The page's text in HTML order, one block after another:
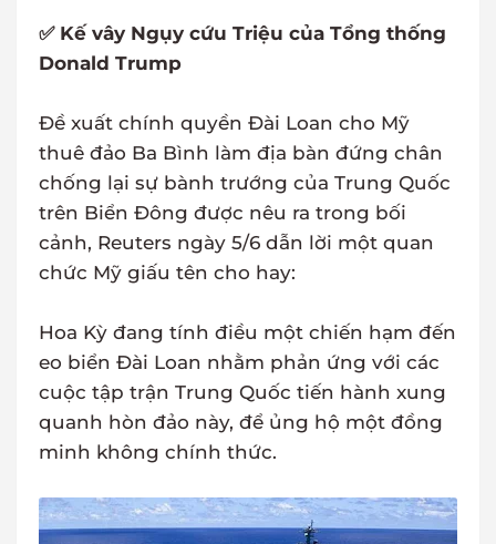
✅ Kế vây Ngụy cứu Triệu của Tổng thống
Donald Trump
Đề xuất chính quyền Đài Loan cho Mỹ
thuê đảo Ba Bình làm địa bàn đứng chân
chống lại sự bành trướng của Trung Quốc
trên Biển Đông được nêu ra trong bối
cảnh, Reuters ngày 5/6 dẫn lời một quan
chức Mỹ giấu tên cho hay:
Hoa Kỳ đang tính điều một chiến hạm đến
eo biển Đài Loan nhằm phản ứng với các
cuộc tập trận Trung Quốc tiến hành xung
quanh hòn đảo này, để ủng hộ một đồng
minh không chính thức.